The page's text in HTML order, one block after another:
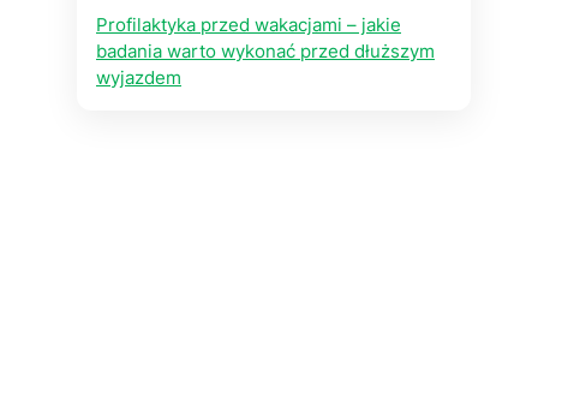
Profilaktyka przed wakacjami – jakie
badania warto wykonać przed dłuższym
wyjazdem